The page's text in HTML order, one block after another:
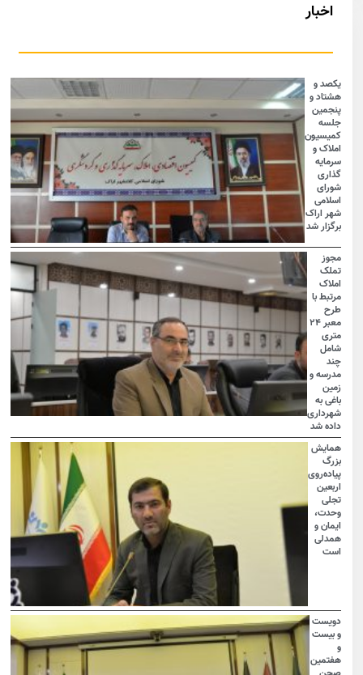
اخبار
یکصد و
هشتاد و
پنجمین
جلسه
کمیسیون
املاک و
سرمایه
گذاری
شورای
اسلامی
شهر اراک
برگزار شد
مجوز
تملک
املاک
مرتبط با
طرح
معبر ۲۴
متری
شامل
چند
مدرسه و
زمین
باغی به
شهرداری
داده شد
همایش
بزرگ
پیاده‌روی
اربعین
تجلی
وحدت،
ایمان و
همدلی
است
دویست
و بیست
هفتمین